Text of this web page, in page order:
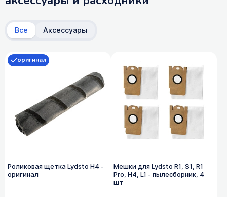
Все Аксессуары
Роликовая щетка Lydsto H4 -
оригинал
оригинал
Мешки для Lydsto R1, S1, R1
Pro, H4, L1 - пылесборник, 4
шт